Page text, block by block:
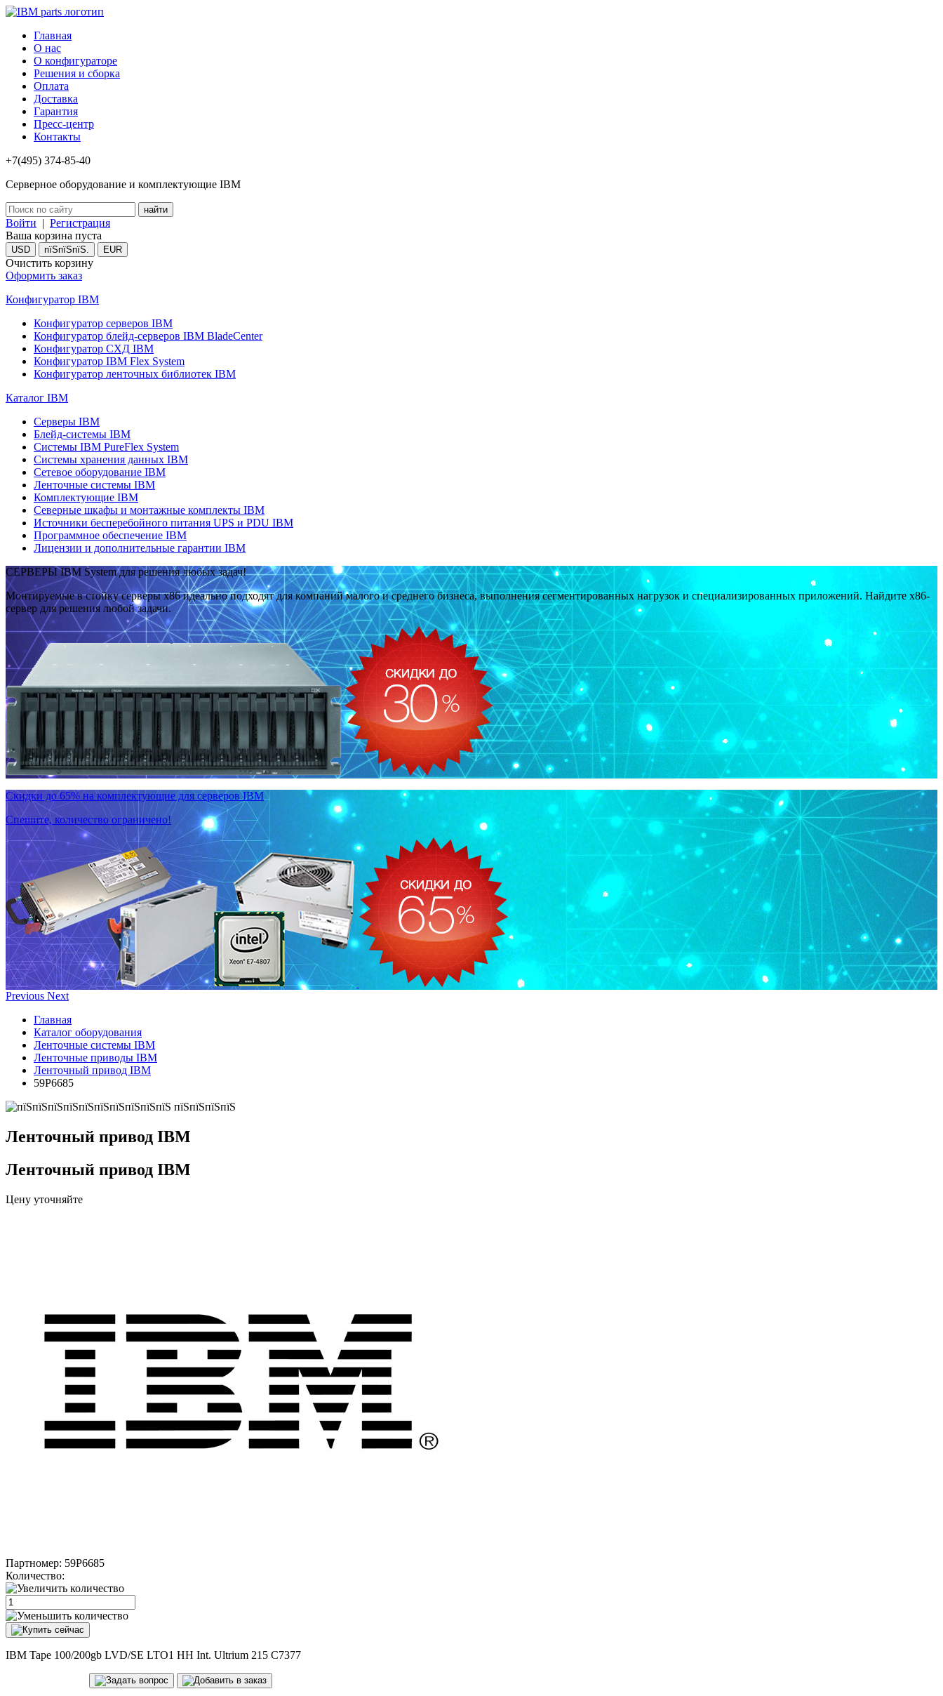
Главная
О нас
О конфигураторе
Решения и сборка
Оплата
Доставка
Гарантия
Пресс-центр
Контакты
+7(495) 374-85-40
Серверное оборудование и комплектующие IBM
Войти | Регистрация
Ваша корзина пуста
USD пїЅпїЅпїЅ. EUR
Очистить корзину
Оформить заказ
Конфигуратор IBM
Конфигуратор серверов IBM
Конфигуратор блейд-серверов IBM BladeCenter
Конфигуратор СХД IBM
Конфигуратор IBM Flex System
Конфигуратор ленточных библиотек IBM
Каталог IBM
Серверы IBM
Блейд-системы IBM
Системы IBM PureFlex System
Системы хранения данных IBM
Сетевое оборудование IBM
Ленточные системы IBM
Комплектующие IBM
Северные шкафы и монтажные комплекты IBM
Источники бесперебойного питания UPS и PDU IBM
Программное обеспечение IBM
Лицензии и дополнительные гарантии IBM
СЕРВЕРЫ IBM System для решения любых задач!
Монтируемые в стойку серверы x86 идеально подходят для компаний малого и среднего бизнеса, выполнения сегментированных нагрузок и специализированных приложений. Найдите x86-
сервер для решения любой задачи.
Скидки до 65% на комплектующие для серверов IBM
Спешите, количество ограничено!
Previous Next
Главная
Каталог оборудования
Ленточные системы IBM
Ленточные приводы IBM
Ленточный привод IBM
59P6685
Ленточный привод IBM
Ленточный привод IBM
Цену уточняйте
Партномер: 59P6685
Количество:
IBM Tape 100/200gb LVD/SE LTO1 HH Int. Ultrium 215 C7377